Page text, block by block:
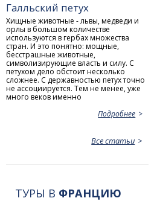
Галльский петух
Хищные животные - львы, медведи и
орлы в большом количестве
используются в гербах множества
стран. И это понятно: мощные,
бесстрашные животные,
символизирующие власть и силу. С
петухом дело обстоит несколько
сложнее. С державностью петух точно
не ассоциируется. Тем не менее, уже
много веков именно
Подробнее
Все статьи
ТУРЫ В ФРАНЦИЮ